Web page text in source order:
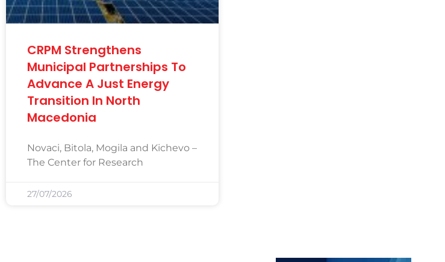
CRPM Strengthens
Municipal Partnerships To
Advance A Just Energy
Transition In North
Macedonia
Novaci, Bitola, Mogila and Kichevo –
The Center for Research
27/07/2026